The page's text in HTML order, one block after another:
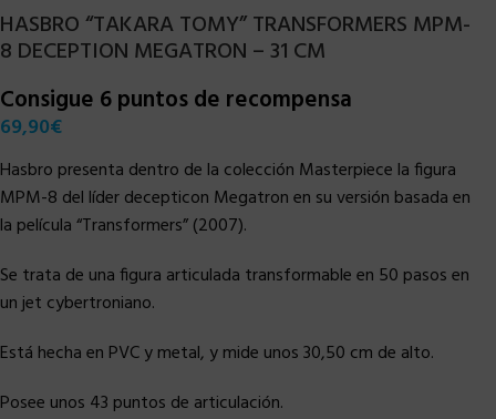
HASBRO “TAKARA TOMY” TRANSFORMERS MPM-
8 DECEPTION MEGATRON – 31 CM
Consigue 6 puntos de recompensa
69,90€
Hasbro presenta dentro de la colección Masterpiece la figura
MPM-8 del líder decepticon Megatron en su versión basada en
la película “Transformers” (2007).
Se trata de una figura articulada transformable en 50 pasos en
un jet cybertroniano.
Está hecha en PVC y metal, y mide unos 30,50 cm de alto.
Posee unos 43 puntos de articulación.